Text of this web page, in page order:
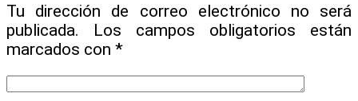
Tu dirección de correo electrónico no será
publicada.
Los campos obligatorios están
marcados con *